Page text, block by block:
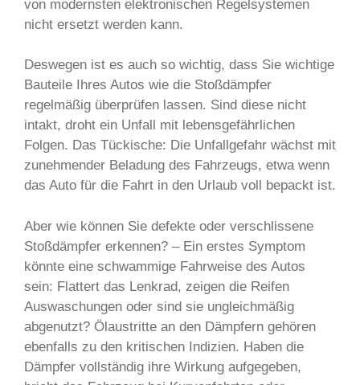
von modernsten elektronischen Regelsystemen
nicht ersetzt werden kann.
Deswegen ist es auch so wichtig, dass Sie wichtige
Bauteile Ihres Autos wie die Stoßdämpfer
regelmäßig überprüfen lassen. Sind diese nicht
intakt, droht ein Unfall mit lebensgefährlichen
Folgen. Das Tückische: Die Unfallgefahr wächst mit
zunehmender Beladung des Fahrzeugs, etwa wenn
das Auto für die Fahrt in den Urlaub voll bepackt ist.
Aber wie können Sie defekte oder verschlissene
Stoßdämpfer erkennen? – Ein erstes Symptom
könnte eine schwammige Fahrweise des Autos
sein: Flattert das Lenkrad, zeigen die Reifen
Auswaschungen oder sind sie ungleichmäßig
abgenutzt? Ölaustritte an den Dämpfern gehören
ebenfalls zu den kritischen Indizien. Haben die
Dämpfer vollständig ihre Wirkung aufgegeben,